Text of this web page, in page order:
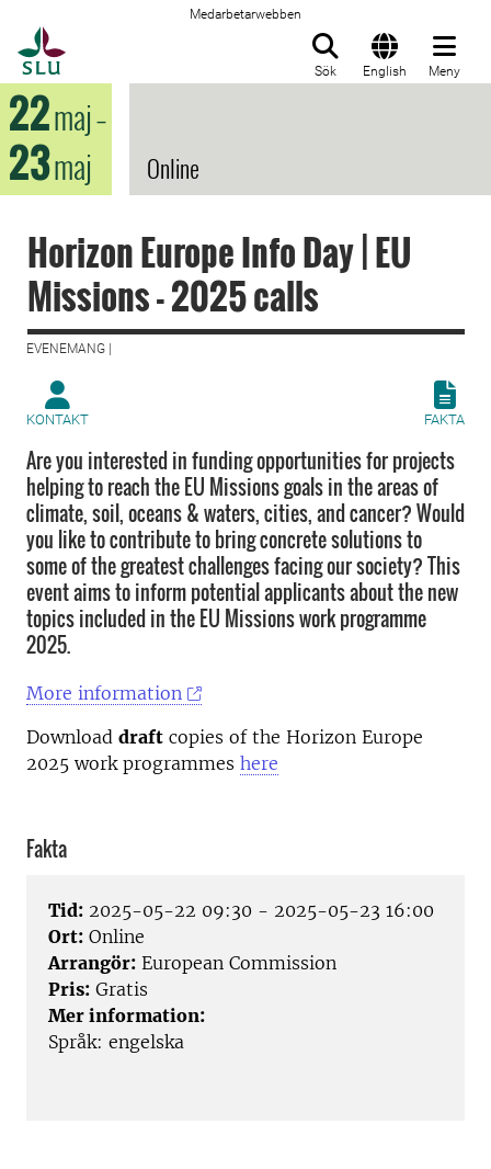
Medarbetarwebben
Sök English Meny
22maj–
23maj Online
Horizon Europe Info Day | EU
Missions - 2025 calls
EVENEMANG |
KONTAKT FAKTA
Are you interested in funding opportunities for projects
helping to reach the EU Missions goals in the areas of
climate, soil, oceans & waters, cities, and cancer? Would
you like to contribute to bring concrete solutions to
some of the greatest challenges facing our society? This
event aims to inform potential applicants about the new
topics included in the EU Missions work programme
2025.
More information
Download draft copies of the Horizon Europe
2025 work programmes here
Fakta
Tid: 2025-05-22 09:30 - 2025-05-23 16:00
Ort: Online
Arrangör: European Commission
Pris: Gratis
Mer information:
Språk: engelska